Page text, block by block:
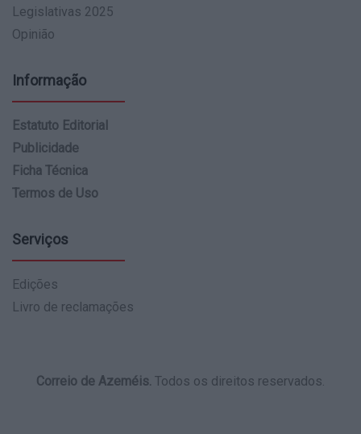
Legislativas 2025
Opinião
Informação
Estatuto Editorial
Publicidade
Ficha Técnica
Termos de Uso
Serviços
Edições
Livro de reclamações
Correio de Azeméis. Todos os direitos reservados.